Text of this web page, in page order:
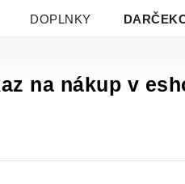
DOPLNKY
na nákup v